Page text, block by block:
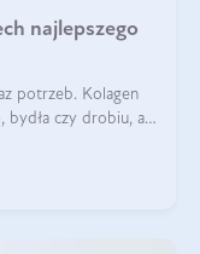
najlepszego
potrzeb. Kolagen
bydła czy drobiu, a